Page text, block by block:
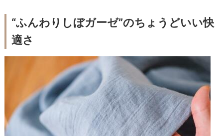
“ふんわりしぼガーゼ”のちょうどいい快
適さ